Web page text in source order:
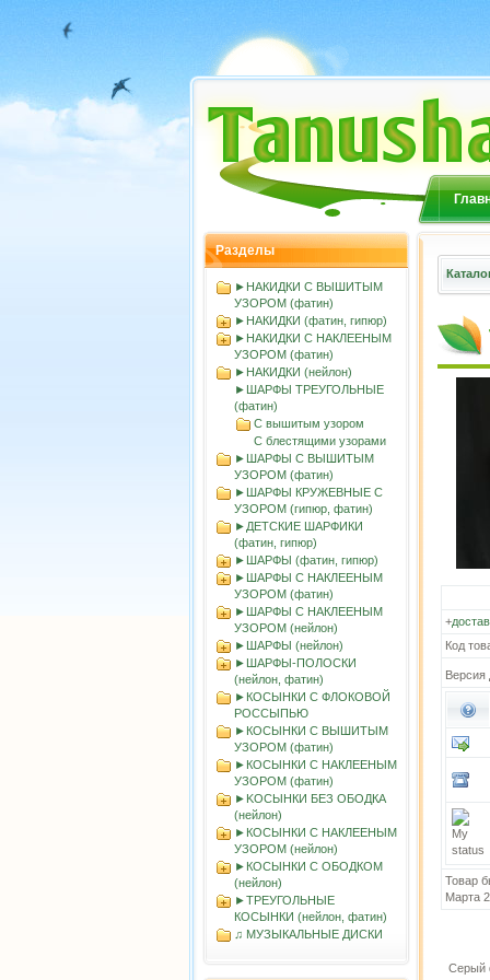
Разделы
►НАКИДКИ С ВЫШИТЫМ
УЗОРОМ (фатин)
►НАКИДКИ (фатин, гипюр)
►НАКИДКИ С НАКЛЕЕНЫМ
УЗОРОМ (фатин)
►НАКИДКИ (нейлон)
►ШАРФЫ ТРЕУГОЛЬНЫЕ
(фатин)
С вышитым узором
С блестящими узорами
►ШАРФЫ С ВЫШИТЫМ
УЗОРОМ (фатин)
►ШАРФЫ КРУЖЕВНЫЕ С
УЗОРОМ (гипюр, фатин)
►ДЕТСКИЕ ШАРФИКИ
(фатин, гипюр)
►ШАРФЫ (фатин, гипюр)
►ШАРФЫ С НАКЛЕЕНЫМ
УЗОРОМ (фатин)
►ШАРФЫ С НАКЛЕЕНЫМ
УЗОРОМ (нейлон)
►ШАРФЫ (нейлон)
►ШАРФЫ-ПОЛОСКИ
(нейлон, фатин)
►КОСЫНКИ С ФЛОКОВОЙ
РОССЫПЬЮ
►КОСЫНКИ С ВЫШИТЫМ
УЗОРОМ (фатин)
►КОСЫНКИ С НАКЛЕЕНЫМ
УЗОРОМ (фатин)
►KOСЫНКИ БЕЗ ОБОДКА
(нейлон)
►КОСЫНКИ С НАКЛЕЕНЫМ
УЗОРОМ (нейлон)
►КОСЫНКИ С ОБОДКОМ
(нейлон)
►ТРЕУГОЛЬНЫЕ
КОСЫНКИ (нейлон, фатин)
♫ МУЗЫКАЛЬНЫЕ ДИСКИ
+
Код
Версия
Товар
Марта
Серый